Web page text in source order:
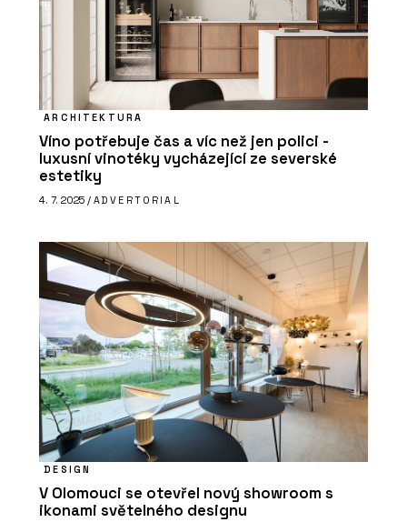
ARCHITEKTURA
Víno potřebuje čas a víc než jen polici -
luxusní vinotéky vycházející ze severské
estetiky
4. 7. 2025 / ADVERTORIAL
DESIGN
V Olomouci se otevřel nový showroom s
ikonami světelného designu